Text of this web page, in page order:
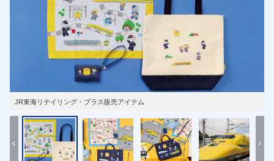
JR東海リテイリング・プラス販売アイテム